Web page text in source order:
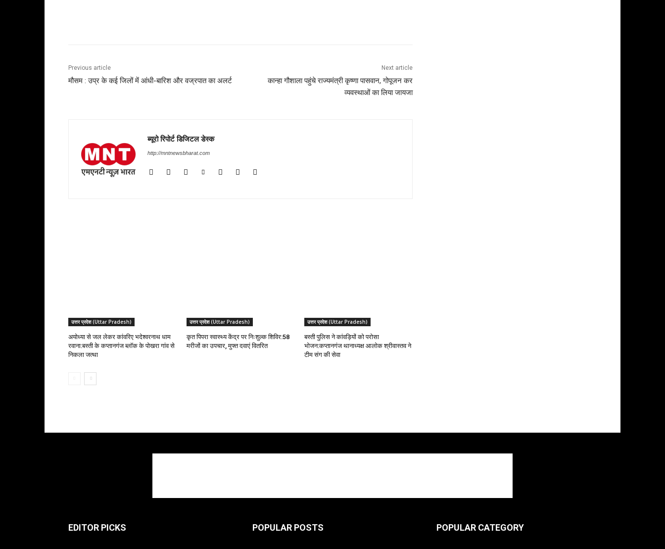
Previous article
मौसम : उप्र के कई जिलों में आंधी-बारिश और वज्रपात का अलर्ट
Next article
कान्हा गौशाला पहुंचे राज्यमंत्री कृष्णा पासवान, गोपूजन कर
व्यवस्थाओं का लिया जायजा
ब्यूरो रिपोर्ट डिजिटल डेस्क
http://mntnewsbharat.com
उत्तर प्रदेश (Uttar Pradesh)
अयोध्या से जल लेकर कांवरिए भदेश्वरनाथ धाम
रवाना:बस्ती के कप्तानगंज ब्लॉक के पोखरा गांव से
निकला जत्था
उत्तर प्रदेश (Uttar Pradesh)
कृत पिपरा स्वास्थ्य केंद्र पर निःशुल्क शिविर:58
मरीजों का उपचार, मुफ्त दवाएं वितरित
उत्तर प्रदेश (Uttar Pradesh)
बस्ती पुलिस ने कांवड़ियों को परोसा
भोजन:कप्तानगंज थानाध्यक्ष आलोक श्रीवास्तव ने
टीम संग की सेवा
EDITOR PICKS POPULAR POSTS POPULAR CATEGORY